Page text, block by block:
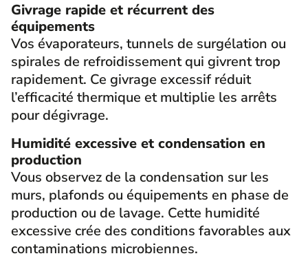
Givrage rapide et récurrent des
équipements
Vos évaporateurs, tunnels de surgélation ou
spirales de refroidissement qui givrent trop
rapidement. Ce givrage excessif réduit
l’efficacité thermique et multiplie les arrêts
pour dégivrage.
Humidité excessive et condensation en
production
Vous observez de la condensation sur les
murs, plafonds ou équipements en phase de
production ou de lavage. Cette humidité
excessive crée des conditions favorables aux
contaminations microbiennes.